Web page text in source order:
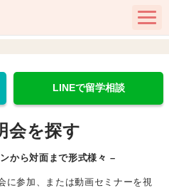
LINEで留学相談
会を探す
から対面まで形式様々 –
に参加、または動画セミナーを視